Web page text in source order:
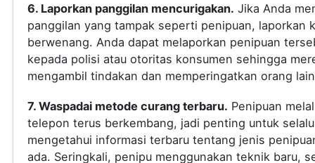
6. Laporkan panggilan mencurigakan. Jika Anda
panggilan yang tampak seperti penipuan, laporkan
berwenang. Anda dapat melaporkan penipuan
kepada polisi atau otoritas konsumen sehingga
mengambil tindakan dan memperingatkan orang
7. Waspadai metode curang terbaru. Penipuan
telepon terus berkembang, jadi penting untuk selalu
mengetahui informasi terbaru tentang jenis
ada. Seringkali, penipu menggunakan teknik baru,